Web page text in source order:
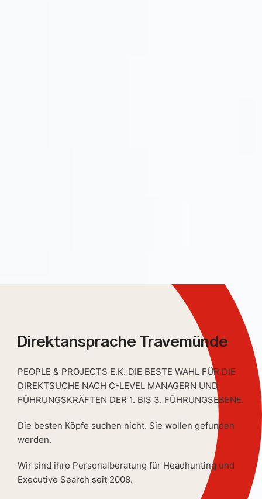
Direktansprache Travemünde
PEOPLE & PROJECTS E.K. DIE BESTE WAHL FÜR DIE
DIREKTSUCHE NACH C-LEVEL MANAGERN UND
FÜHRUNGSKRÄFTEN DER 1. BIS 3. FÜHRUNGSEBENE.
Die besten Köpfe suchen nicht. Sie wollen gefunden
werden.
Wir sind ihre Personalberatung für Headhunting und
Executive Search seit 2008.